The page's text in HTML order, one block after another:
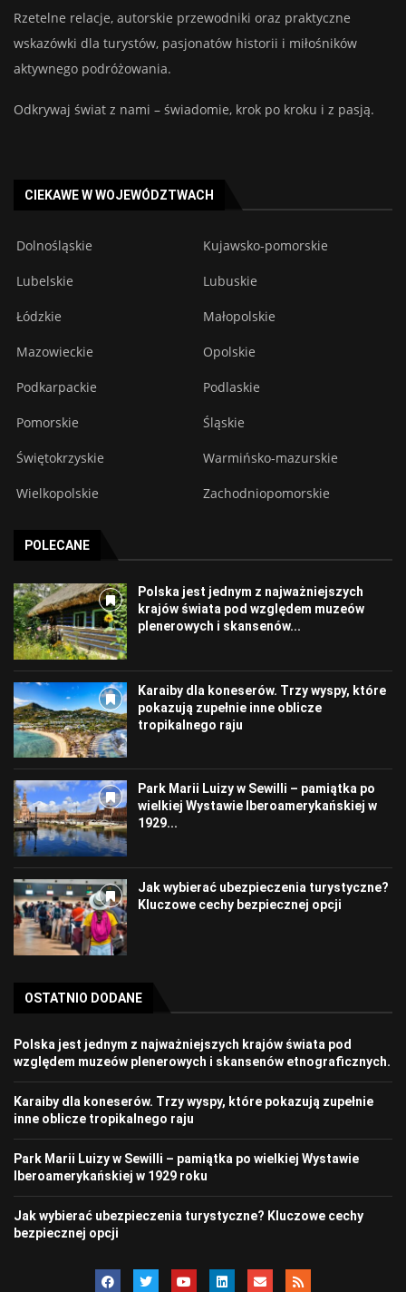
Rzetelne relacje, autorskie przewodniki oraz praktyczne
wskazówki dla turystów, pasjonatów historii i miłośników
aktywnego podróżowania.
Odkrywaj świat z nami – świadomie, krok po kroku i z pasją.
CIEKAWE W WOJEWÓDZTWACH
Dolnośląskie Kujawsko-pomorskie
Lubelskie Lubuskie
Łódzkie Małopolskie
Mazowieckie Opolskie
Podkarpackie Podlaskie
Pomorskie Śląskie
Świętokrzyskie Warmińsko-mazurskie
Wielkopolskie Zachodniopomorskie
POLECANE
Polska jest jednym z najważniejszych
krajów świata pod względem muzeów
plenerowych i skansenów...
Karaiby dla koneserów. Trzy wyspy, które
pokazują zupełnie inne oblicze
tropikalnego raju
Park Marii Luizy w Sewilli – pamiątka po
wielkiej Wystawie Iberoamerykańskiej w
1929...
Jak wybierać ubezpieczenia turystyczne?
Kluczowe cechy bezpiecznej opcji
OSTATNIO DODANE
Polska jest jednym z najważniejszych krajów świata pod
względem muzeów plenerowych i skansenów etnograficznych.
Karaiby dla koneserów. Trzy wyspy, które pokazują zupełnie
inne oblicze tropikalnego raju
Park Marii Luizy w Sewilli – pamiątka po wielkiej Wystawie
Iberoamerykańskiej w 1929 roku
Jak wybierać ubezpieczenia turystyczne? Kluczowe cechy
bezpiecznej opcji